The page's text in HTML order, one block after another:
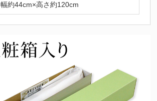
幅約44cm×高さ約120cm